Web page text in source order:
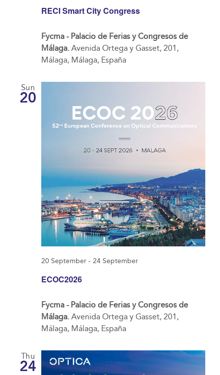
RECI Smart City Congress
Fycma - Palacio de Ferias y Congresos de
Málaga. Avenida Ortega y Gasset, 201,
Málaga, Málaga, España
Sun
20
ECOC2026
20 September- 24 September
Fycma - Palacio de Ferias y Congresos de
Málaga. Avenida Ortega y Gasset, 201,
Málaga, Málaga, España
Thu
24